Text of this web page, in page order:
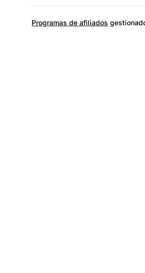
Programas de afiliados